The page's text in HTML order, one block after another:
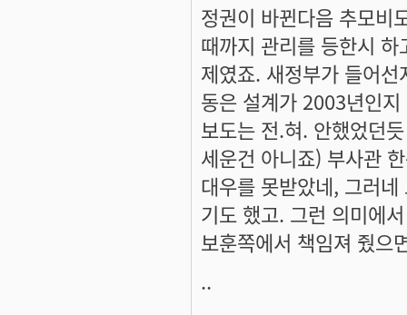
정권이 바뀐다음 추모비
때까지 관리를 등한시
제였죠. 새정부가 들어
동은 설계가 2003년인
보도는 전.혀. 안했었던
세운건 아니죠) 부사관
대우를 못받았네, 그러
기도 했고. 그런 의미에
보훈쪽에서 책임져 줬으
..